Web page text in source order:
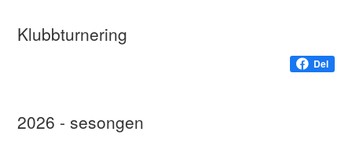
Klubbturnering
Del
2026 - sesongen